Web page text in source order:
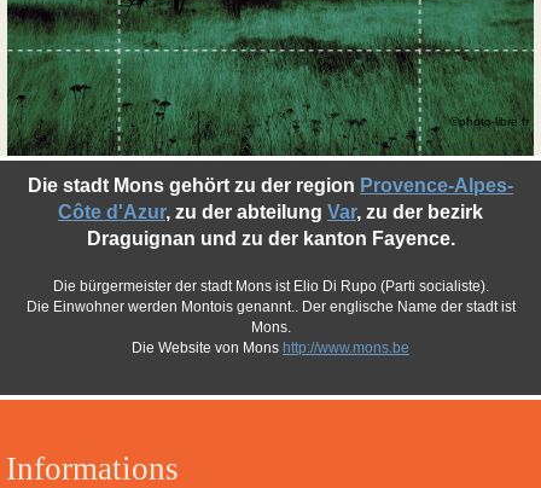
Informations
Die stadt Mons gehört zu der region Provence-Alpes-
Côte d'Azur, zu der abteilung Var, zu der bezirk
Draguignan und zu der kanton Fayence.
Die bürgermeister der stadt Mons ist Elio Di Rupo (Parti socialiste).
Die Einwohner werden Montois genannt.. Der englische Name der stadt ist
Mons.
Die Website von Mons http://www.mons.be
©photo-libre.fr